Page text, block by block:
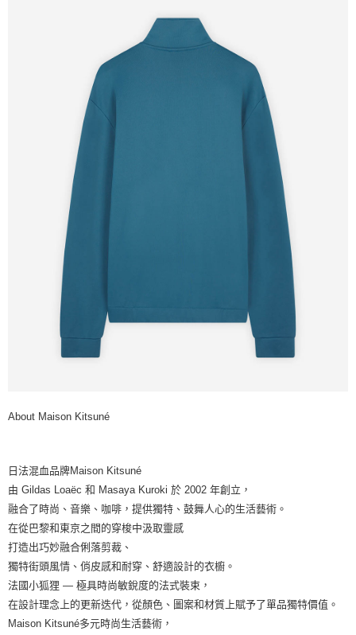
About Maison Kitsuné
日法混血品牌Maison Kitsuné
由 Gildas Loaëc 和 Masaya Kuroki 於 2002 年創立，
融合了時尚、音樂、咖啡，提供獨特、鼓舞人心的生活藝術。
在從巴黎和東京之間的穿梭中汲取靈感
打造出巧妙融合俐落剪裁、
獨特街頭風情、俏皮感和耐穿、舒適設計的衣櫥。
法國小狐狸 — 極具時尚敏銳度的法式裝束，
在設計理念上的更新迭代，從顏色、圖案和材質上賦予了單品獨特價值。
Maison Kitsuné多元時尚生活藝術，